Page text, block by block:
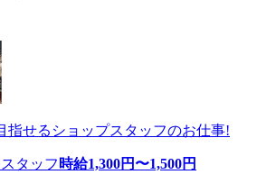
指せるショップスタッフのお仕事!
タッフ 時給1,300円〜1,500円